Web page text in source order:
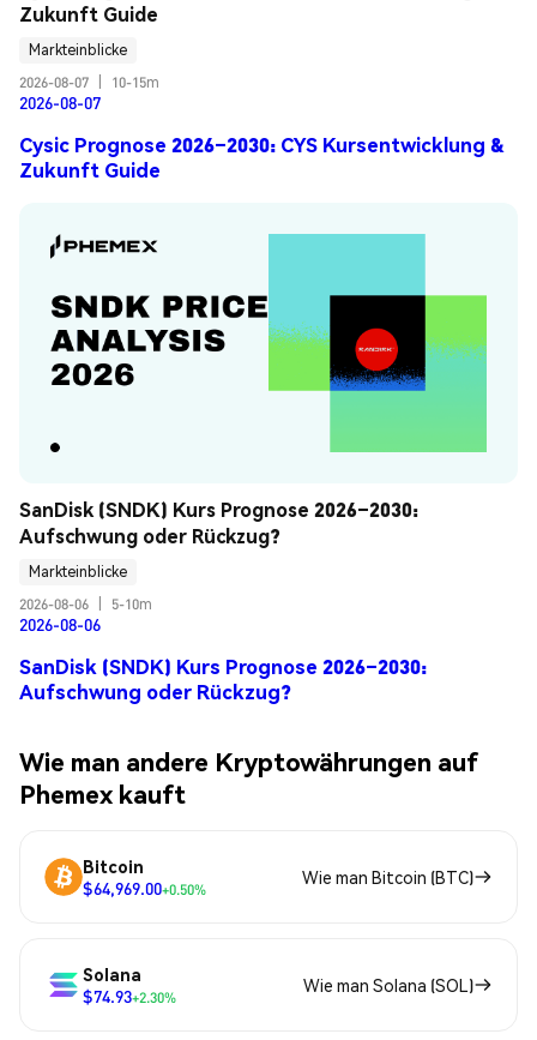
Zukunft Guide
Markteinblicke
2026-08-07
10-15m
2026-08-07
Cysic Prognose 2026–2030: CYS Kursentwicklung &
Zukunft Guide
SanDisk (SNDK) Kurs Prognose 2026–2030:
Aufschwung oder Rückzug?
Markteinblicke
2026-08-06
5-10m
2026-08-06
SanDisk (SNDK) Kurs Prognose 2026–2030:
Aufschwung oder Rückzug?
Wie man andere Kryptowährungen auf
Phemex kauft
Bitcoin
$64,969.00+0.50%
Wie man Bitcoin (BTC)
Solana
$74.93+2.30%
Wie man Solana (SOL)